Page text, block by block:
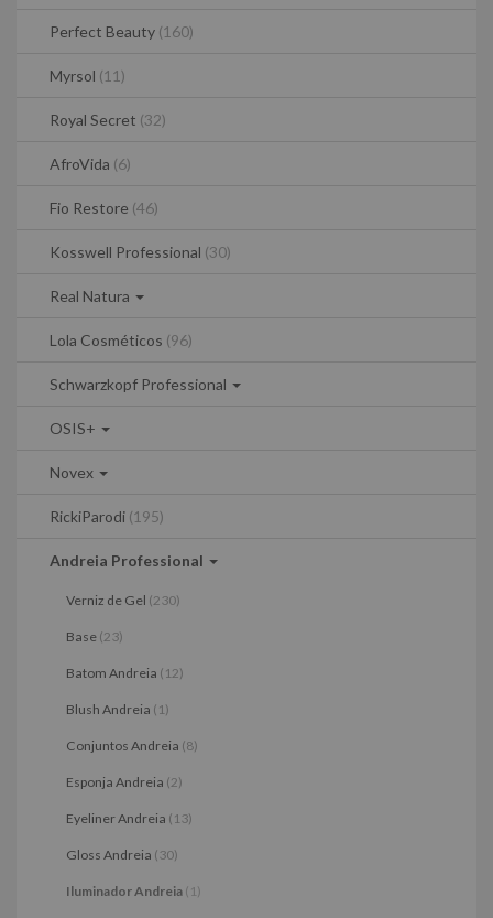
Perfect Beauty (160)
Myrsol (11)
Royal Secret (32)
AfroVida (6)
Fio Restore (46)
Kosswell Professional (30)
Real Natura
Lola Cosméticos (96)
Schwarzkopf Professional
OSIS+
Novex
RickiParodi (195)
Andreia Professional
Verniz de Gel (230)
Base (23)
Batom Andreia (12)
Blush Andreia (1)
Conjuntos Andreia (8)
Esponja Andreia (2)
Eyeliner Andreia (13)
Gloss Andreia (30)
Iluminador Andreia (1)